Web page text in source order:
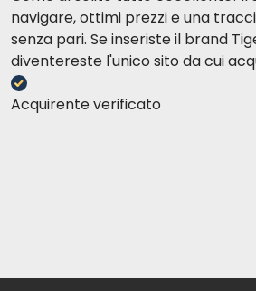
navigare, ottimi prezzi e una
senza pari. Se inseriste il brand
diventereste l'unico sito da cui
Acquirente verificato